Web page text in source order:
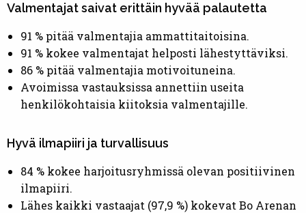
Valmentajat saivat erittäin hyvää palautetta
91 % pitää valmentajia ammattitaitoisina.
91 % kokee valmentajat helposti lähestyttäviksi.
86 % pitää valmentajia motivoituneina.
Avoimissa vastauksissa annettiin useita
henkilökohtaisia kiitoksia valmentajille.
Hyvä ilmapiiri ja turvallisuus
84 % kokee harjoitusryhmissä olevan positiivinen
ilmapiiri.
Lähes kaikki vastaajat (97,9 %) kokevat Bo Arenan